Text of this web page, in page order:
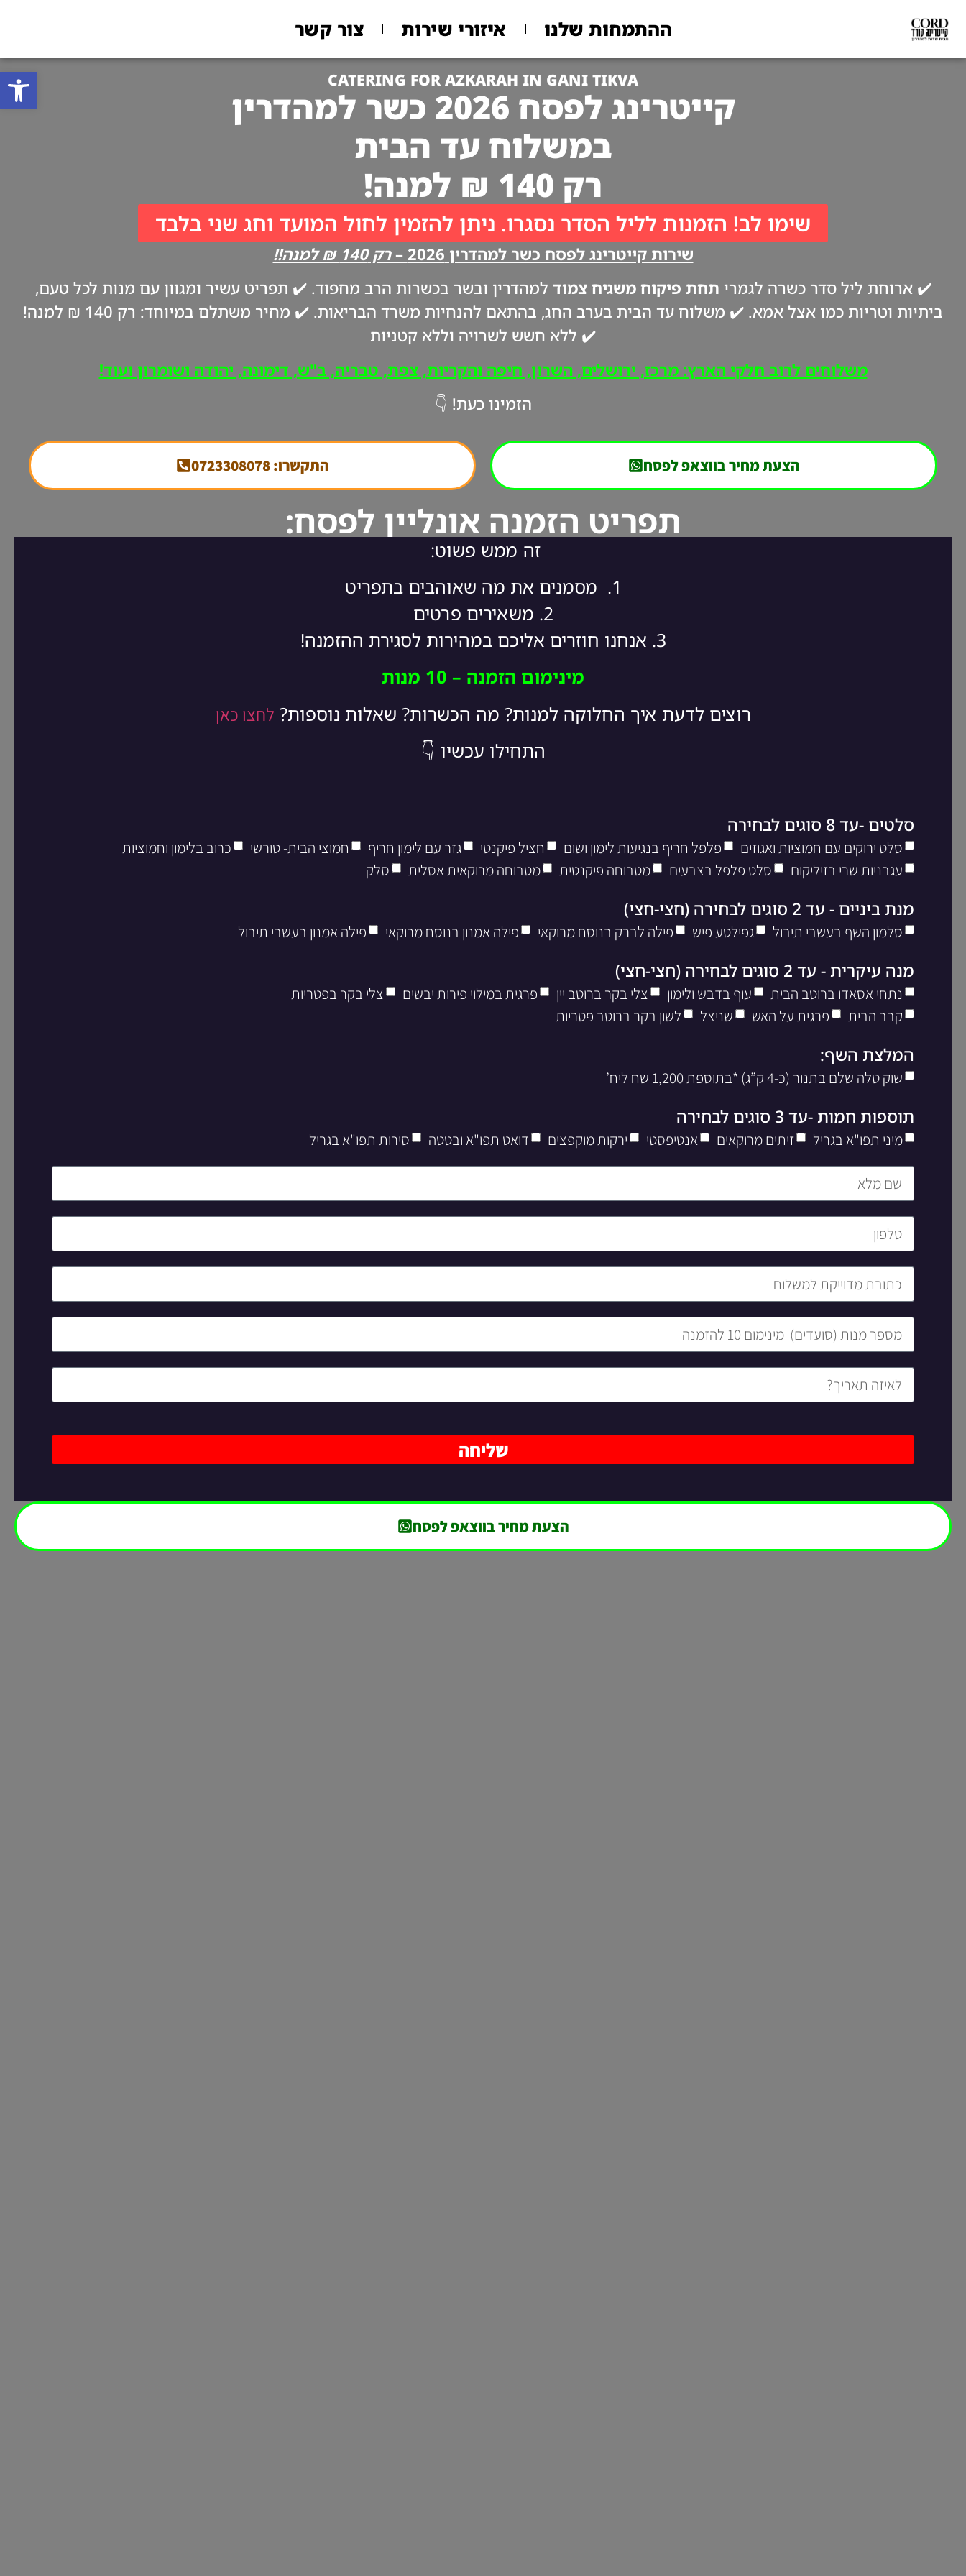
ההתמחות שלנו איזורי שירות צור קשר
CATERING FOR AZKARAH IN GANI TIKVA
קייטרינג לפסח 2026 כשר למהדרין
במשלוח עד הבית
רק 140 ₪ למנה!
שימו לב! הזמנות לליל הסדר נסגרו. ניתן להזמין לחול המועד וחג שני בלבד
שירות קייטרינג לפסח כשר למהדרין 2026 –
רק 140 ₪ למנה!!
✔️ ארוחת ליל סדר כשרה לגמרי תחת פיקוח משגיח צמוד למהדרין ובשר בכשרות הרב מחפוד. ✔️ תפריט עשיר ומגוון עם מנות לכל טעם,
ביתיות וטריות כמו אצל אמא. ✔️ משלוח עד הבית בערב החג, בהתאם להנחיות משרד הבריאות. ✔️ מחיר משתלם במיוחד: רק 140 ₪ למנה!
✔️ ללא חשש לשרויה וללא קטניות
משלוחים לרוב חלקי הארץ: מרכז, ירושלים, השרון, חיפה והקריות, צפת, טבריה, ב"ש, דימונה, יהודה ושומרון ועוד!
הזמינו כעת! 👇
הצעת מחיר בווצאפ לפסח התקשרו: 0723308078
תפריט הזמנה אונליין לפסח:
זה ממש פשוט:
1.
מסמנים את מה שאוהבים בתפריט
2. משאירים פרטים
3. אנחנו חוזרים אליכם במהירות לסגירת ההזמנה!
מינימום הזמנה – 10 מנות
רוצים לדעת איך החלוקה למנות? מה הכשרות? שאלות נוספות? לחצו כאן
התחילו עכשיו 👇
סלטים -עד 8 סוגים לבחירה
סלט ירוקים עם חמוציות ואגוזים פלפל חריף בנגיעות לימון ושום חציל פיקנטי גזר עם לימון חריף חמוצי הבית- טורשי
כרוב בלימון וחמוציות
עגבניות שרי בזיליקום
סלט פלפל בצבעים מטבוחה פיקנטית מטבוחה מרוקאית אסלית סלק
מנת ביניים - עד 2 סוגים לבחירה (חצי-חצי)
סלמון השף בעשבי תיבול גפילטע פיש פילה לברק בנוסח מרוקאי פילה אמנון בנוסח מרוקאי פילה אמנון בעשבי תיבול
מנה עיקרית - עד 2 סוגים לבחירה (חצי-חצי)
נתחי אסאדו ברוטב הבית עוף בדבש ולימון צלי בקר ברוטב יין פרגית במילוי פירות יבשים
צלי בקר בפטריות
קבב הבית
פרגית על האש שניצל לשון בקר ברוטב פטריות
המלצת השף:
שוק טלה שלם בתנור (כ-4 ק”ג) *בתוספת 1,200 שח ליח’
תוספות חמות -עד 3 סוגים לבחירה
מיני תפו"א בגריל זיתים מרוקאים אנטיפסטי ירקות מוקפצים דואט תפו"א ובטטה סירות תפו"א בגריל
שליחה
הצעת מחיר בווצאפ לפסח
פתח